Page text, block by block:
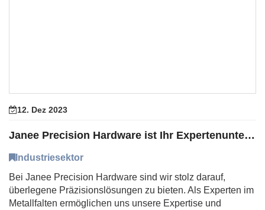
12. Dez 2023
Janee Precision Hardware ist Ihr Expertenunternehmen für Metallfalten
Industriesektor
Bei Janee Precision Hardware sind wir stolz darauf,
überlegene Präzisionslösungen zu bieten. Als Experten im
Metallfalten ermöglichen uns unsere Expertise und